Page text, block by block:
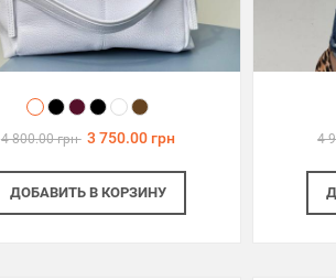
4 800.00 грн 3 750.00 грн
ДОБАВИТЬВ КОРЗИНУ
4